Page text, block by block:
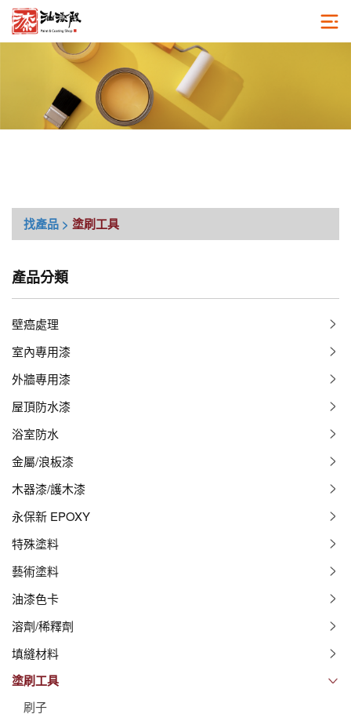
找產品 > 塗刷工具
產品分類
壁癌處理
室內專用漆
外牆專用漆
屋頂防水漆
浴室防水
金屬/浪板漆
木器漆/護木漆
永保新 EPOXY
特殊塗料
藝術塗料
油漆色卡
溶劑/稀釋劑
填縫材料
塗刷工具
刷子